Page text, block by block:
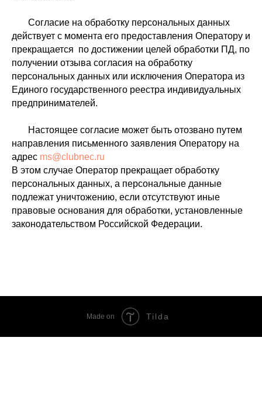
Согласие на обработку персональных данных
действует с момента его предоставления Оператору и
прекращается по достижении целей обработки ПД, по
получении отзыва согласия на обработку
персональных данных или исключения Оператора из
Единого государственного реестра индивидуальных
предпринимателей.
Настоящее согласие может быть отозвано путем
направления письменного заявления Оператору на
адрес ms@clubnec.ru
В этом случае Оператор прекращает обработку
персональных данных, а персональные данные
подлежат уничтожению, если отсутствуют иные
правовые основания для обработки, установленные
законодательством Российской Федерации.
Made on Tilda